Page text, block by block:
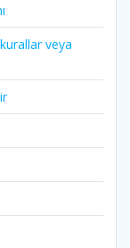
veya